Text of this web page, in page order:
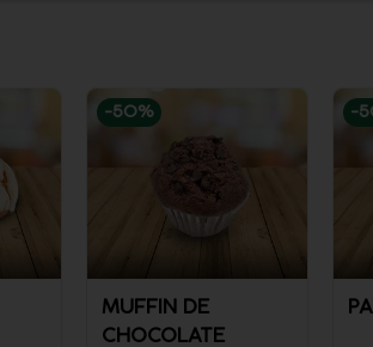
-50%
MUFFIN DE
CHOCOLATE
-